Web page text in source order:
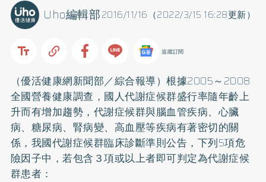
2016/11/16（2022/3/15 16:28更新）
Uho編輯部
追蹤訂閱
（優活健康網新聞部／綜合報導）根據2005～2008
全國營養健康調查，國人代謝症候群盛行率隨年齡上
升而有增加趨勢，代謝症候群與腦血管疾病、心臟
病、 糖尿病、腎病變、 高血壓等疾病有著密切的關
係，我國代謝症候群臨床診斷準則公告，下列5項危
險因子中，若包含３項或以上者即可判定為代謝症候
群患者：